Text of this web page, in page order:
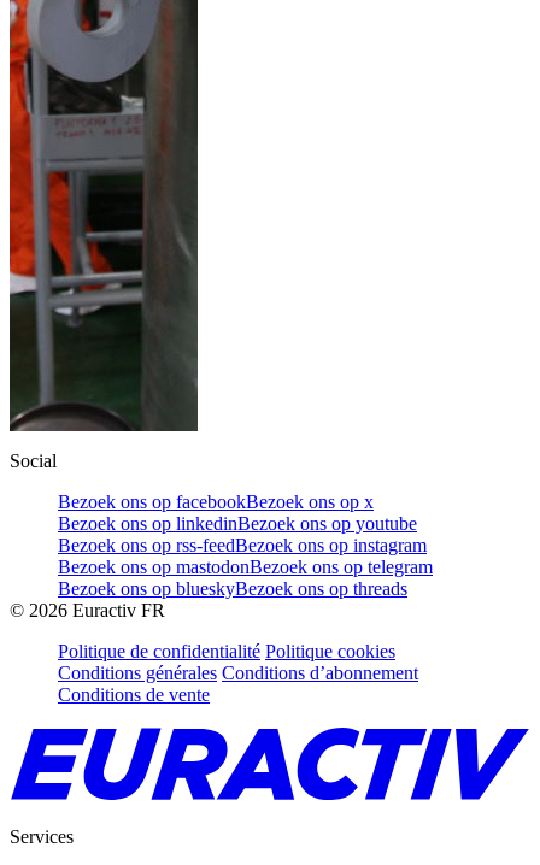
Social
Bezoek ons op facebookBezoek ons op x
Bezoek ons op linkedinBezoek ons op youtube
Bezoek ons op rss-feedBezoek ons op instagram
Bezoek ons op mastodonBezoek ons op telegram
Bezoek ons op blueskyBezoek ons op threads
© 2026 Euractiv FR
Politique de confidentialité Politique cookies
Conditions générales Conditions d’abonnement
Conditions de vente
Services